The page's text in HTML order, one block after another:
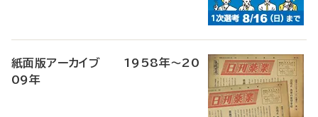
紙面版アーカイブ 1958年～20
09年